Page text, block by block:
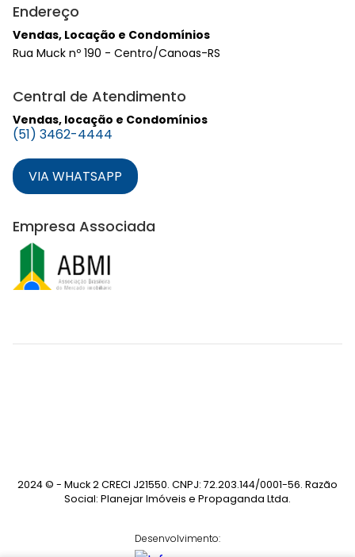
Endereço
Vendas, Locação e Condomínios
Rua Muck nº 190 - Centro/Canoas-RS
Central de Atendimento
Vendas, locação e Condomínios
(51) 3462-4444
VIA WHATSAPP
Empresa Associada
2024 © - Muck 2 CRECI J21550. CNPJ: 72.203.144/0001-56. Razão
Social: Planejar Imóveis e Propaganda Ltda.
Desenvolvimento: